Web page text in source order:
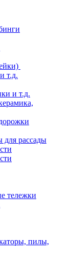
т.д.
и т.д.
рассады
тележки
пилы,